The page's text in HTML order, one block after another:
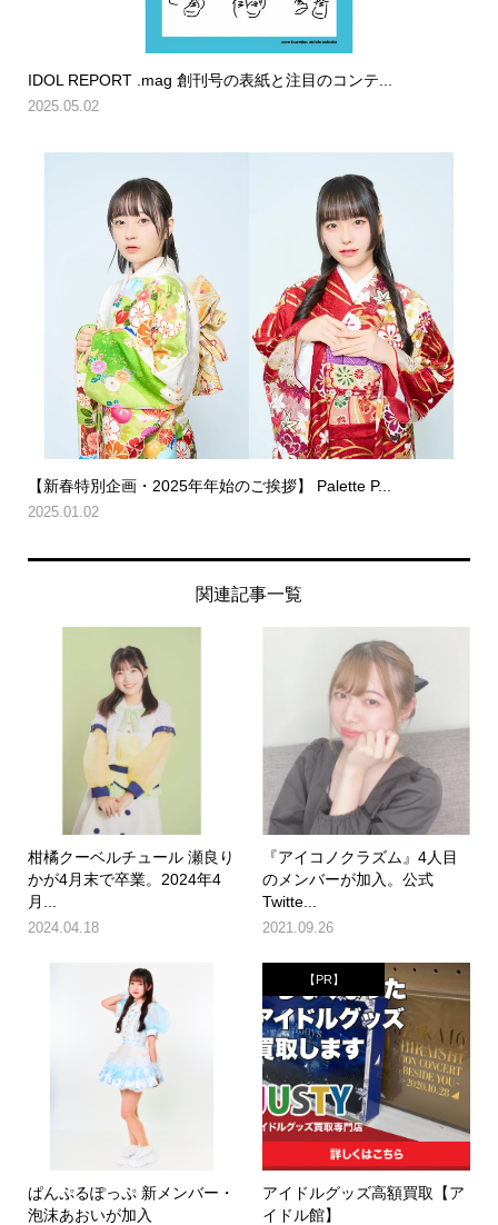
IDOL REPORT .mag 創刊号の表紙と注目のコンテ...
2025.05.02
【新春特別企画・2025年年始のご挨拶】 Palette P...
2025.01.02
関連記事一覧
柑橘クーベルチュール 瀬良り
かが4月末で卒業。2024年4
月...
2024.04.18
『アイコノクラズム』4人目
のメンバーが加入。公式
Twitte...
2021.09.26
ぱんぷるぽっぷ 新メンバー・
泡沫あおいが加入
【PR】
アイドルグッズ高額買取【ア
イドル館】